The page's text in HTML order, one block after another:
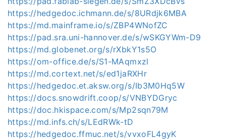
https://hedgedoc.ichmann.de/s/8URdjk6MBA
https://md.mainframe.io/s/ZBP4WNofZC
https://pad.sra.uni-hannover.de/s/wSKGYWm-D9
https://md.globenet.org/s/rXbkY1s5O
https://om-office.de/s/S1-MAqmxzl
https://md.cortext.net/s/ed1jaRXHr
https://hedgedoc.et.aksw.org/s/Ib3M0Hq5W
https://docs.snowdrift.coop/s/VNBYDGryc
https://doc.hkispace.com/s/Mp2sqn79M
https://md.infs.ch/s/LEdRWk-tD
https://hedgedoc.ffmuc.net/s/vvxoFL4gyK